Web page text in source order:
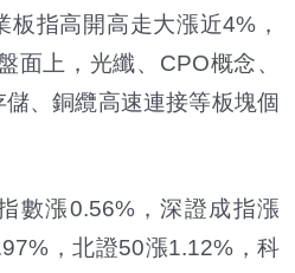
指高開高走大漲近4%，
面上，光纖、CPO概念、
、銅纜高速連接等板塊個
漲0.56%，深證成指漲
，北證50漲1.12%，科